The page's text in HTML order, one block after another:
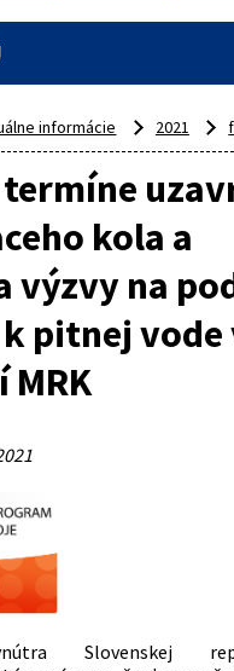
informácie 2021
termíne
kola a
výzvy na
pitnej vode
Slovenskej